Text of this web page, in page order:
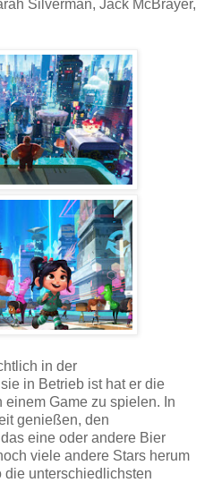
Silverman, Jack McBrayer,
in der
in Betrieb ist hat er die
Game zu spielen. In
genießen, den
eine oder andere Bier
viele andere Stars herum
unterschiedlichsten